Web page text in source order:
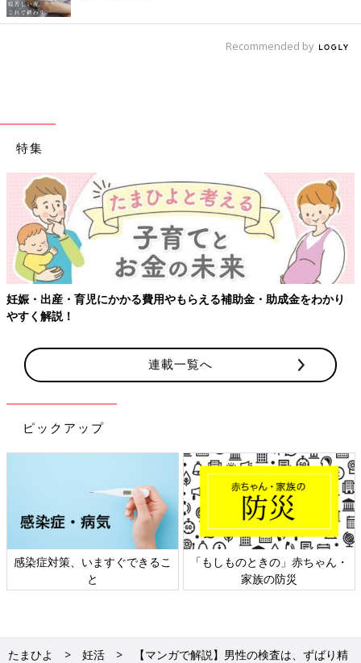
Recommended by
特集
妊娠・出産・育児にかかる費用やもらえる補助金・助成金をわかり
やすく解説！
連載一覧へ
ピックアップ
感染症対策、いますぐできるこ
と
「もしものときの」赤ちゃん・
家族の防災
たまひよ 妊活
【マンガで解説】男性の検査は、ずばり精